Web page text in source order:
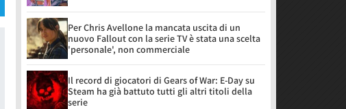
Per Chris Avellone la mancata uscita di un
nuovo Fallout con la serie TV è stata una scelta
'personale', non commerciale
Il record di giocatori di Gears of War: E-Day su
Steam ha già battuto tutti gli altri titoli della
serie